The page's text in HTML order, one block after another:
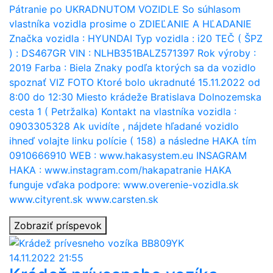
Pátranie po UKRADNUTOM VOZIDLE So súhlasom
vlastníka vozidla prosime o ZDIEĽANIE A HĽADANIE
Značka vozidla : HYUNDAI Typ vozidla : i20 TEČ ( ŠPZ
) : DS467GR VIN : NLHB351BALZ571397 Rok výroby :
2019 Farba : Biela Znaky podľa ktorých sa da vozidlo
spoznať VIZ FOTO Ktoré bolo ukradnuté 15.11.2022 od
8:00 do 12:30 Miesto krádeže Bratislava Dolnozemska
cesta 1 ( Petržalka) Kontakt na vlastníka vozidla :
0903305328 Ak uvidíte , nájdete hľadané vozidlo
ihneď volajte linku polície ( 158) a následne HAKA tím
0910666910 WEB : www.hakasystem.eu INSAGRAM
HAKA : www.instagram.com/hakapatranie HAKA
funguje vďaka podpore: www.overenie-vozidla.sk
www.cityrent.sk www.carsten.sk
Zobraziť príspevok
14.11.2022 21:55